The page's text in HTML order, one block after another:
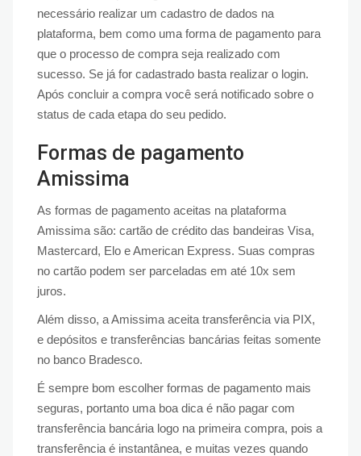
necessário realizar um cadastro de dados na
plataforma, bem como uma forma de pagamento para
que o processo de compra seja realizado com
sucesso. Se já for cadastrado basta realizar o login.
Após concluir a compra você será notificado sobre o
status de cada etapa do seu pedido.
Formas de pagamento
Amissima
As formas de pagamento aceitas na plataforma
Amissima são: cartão de crédito das bandeiras Visa,
Mastercard, Elo e American Express. Suas compras
no cartão podem ser parceladas em até 10x sem
juros.
Além disso, a Amissima aceita transferência via PIX,
e depósitos e transferências bancárias feitas somente
no banco Bradesco.
É sempre bom escolher formas de pagamento mais
seguras, portanto uma boa dica é não pagar com
transferência bancária logo na primeira compra, pois a
transferência é instantânea, e muitas vezes quando